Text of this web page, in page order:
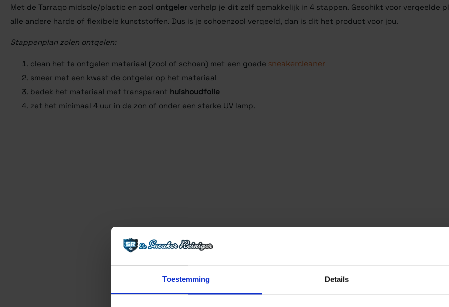
Toestemming Details
Met de Tarrago midsole/plastic en zool ontgeler verhelp je dit zelf gemakkelijk in 4 stappen. Geschikt voor vergeelde
alle andere harde of flexibele kunststoffen. Dus is je schoenzool vergeeld, dan is dit het product voor jou.
Stappenplan zolen ontgelen:
clean het te ontgelen materiaal (zool of schoen) met een goede sneakercleaner
smeer met een kwast de ontgeler op het materiaal
bedek het materiaal met transparant huishoudfolie
zet het minimaal 4 uur in de zon of onder een sterke UV lamp.